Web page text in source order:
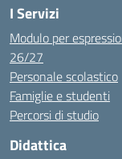
I Servizi
Modulo per
26/27
Personale scolastico
Famiglie e studenti
Percorsi di studio
Didattica